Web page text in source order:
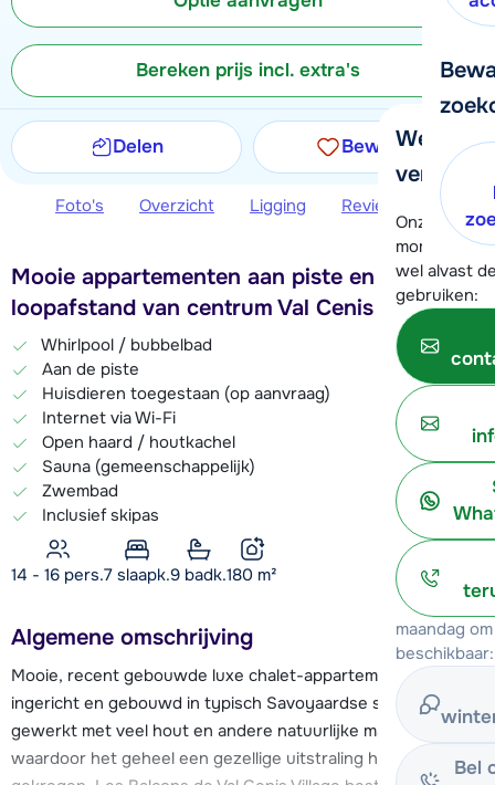
We
verder!
Onze
moment
wel alvast
gebruiken:
maandag
beschikbaar:
Bel
Bereken prijs incl. extra's
Delen Bewaren
Foto's Overzicht Ligging Reviews
Mooie appartementen aan piste en op
loopafstand van centrum Val Cenis
Whirlpool / bubbelbad
Aan de piste
Huisdieren toegestaan (op aanvraag)
Internet via Wi-Fi
Open haard / houtkachel
Sauna (gemeenschappelijk)
Zwembad
Inclusief skipas
14 - 16 pers.7 slaapk.9 badk.180 m²
Algemene omschrijving
Mooie, recent gebouwde luxe chalet-appartementen
ingericht en gebouwd in typisch Savoyaardse stijl. Er is
gewerkt met veel hout en andere natuurlijke materialen,
waardoor het geheel een gezellige uitstraling heeft